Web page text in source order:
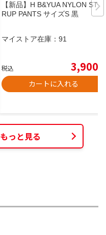
【新品】H B&YUA NYLON STIR
RUP PANTS サイズS 黒
マイストア在庫： 91
税込 3,900
カートに入れる
っと見る